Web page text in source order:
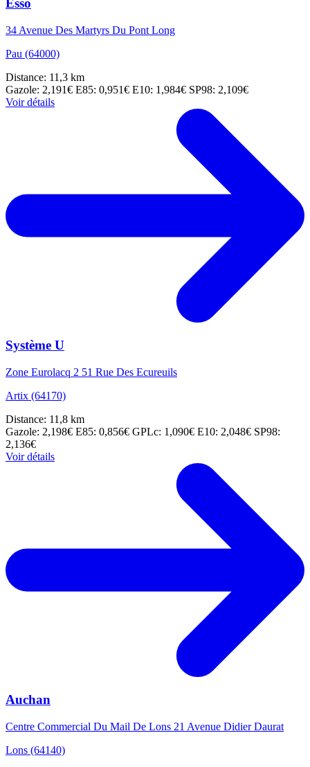
Esso
34 Avenue Des Martyrs Du Pont Long
Pau (64000)
Distance: 11,3 km
Gazole: 2,191€ E85: 0,951€ E10: 1,984€ SP98: 2,109€
Voir détails
Système U
Zone Eurolacq 2 51 Rue Des Ecureuils
Artix (64170)
Distance: 11,8 km
Gazole: 2,198€ E85: 0,856€ GPLc: 1,090€ E10: 2,048€ SP98:
2,136€
Voir détails
Auchan
Centre Commercial Du Mail De Lons 21 Avenue Didier Daurat
Lons (64140)